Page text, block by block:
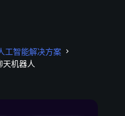
工智能解决方案
天机器人